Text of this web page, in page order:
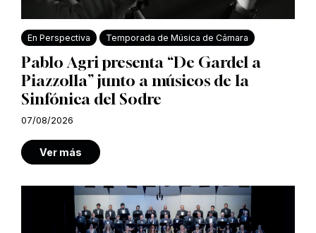
En Perspectiva Temporada de Música de Cámara
Pablo Agri presenta “De Gardel a
Piazzolla” junto a músicos de la
Sinfónica del Sodre
07/08/2026
Ver más